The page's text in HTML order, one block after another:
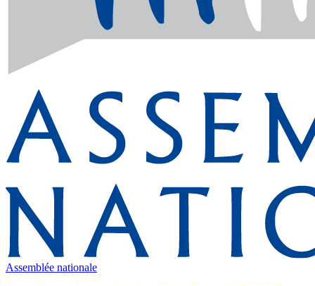
Assemblée nationale